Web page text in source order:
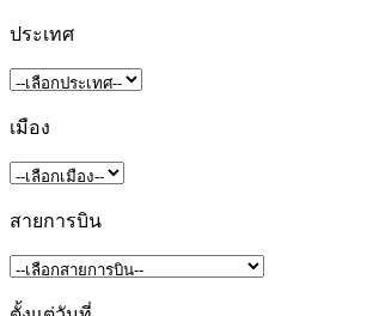
ประเทศ
เมือง
สายการบิน